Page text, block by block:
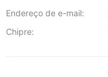
Endereço de e-mail:
Chipre: